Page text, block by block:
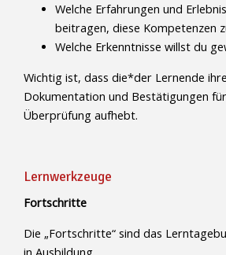
Welche Erfahrungen und
beitragen, diese Kompetenzen
Welche Erkenntnisse willst du
Wichtig ist, dass die*der Lernende
Dokumentation und Bestätigungen
Überprüfung aufhebt.
Lernwerkzeuge
Fortschritte
Die „Fortschritte“ sind das
in Ausbildung.